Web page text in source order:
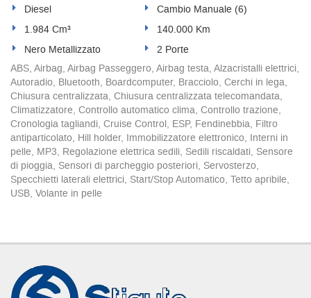
Diesel
Cambio Manuale (6)
1.984 Cm³
140.000 Km
Nero Metallizzato
2 Porte
ABS, Airbag, Airbag Passeggero, Airbag testa, Alzacristalli elettrici,
Autoradio, Bluetooth, Boardcomputer, Bracciolo, Cerchi in lega,
Chiusura centralizzata, Chiusura centralizzata telecomandata,
Climatizzatore, Controllo automatico clima, Controllo trazione,
Cronologia tagliandi, Cruise Control, ESP, Fendinebbia, Filtro
antiparticolato, Hill holder, Immobilizzatore elettronico, Interni in
pelle, MP3, Regolazione elettrica sedili, Sedili riscaldati, Sensore
di pioggia, Sensori di parcheggio posteriori, Servosterzo,
Specchietti laterali elettrici, Start/Stop Automatico, Tetto apribile,
USB, Volante in pelle